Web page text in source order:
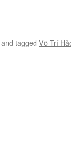
and tagged Võ Trí